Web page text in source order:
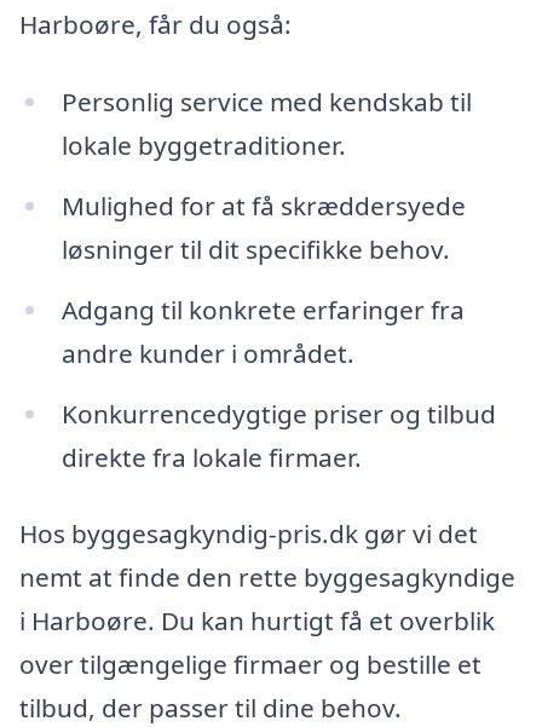
Harboøre, får du også:
Personlig service med kendskab til
lokale byggetraditioner.
Mulighed for at få skræddersyede
løsninger til dit specifikke behov.
Adgang til konkrete erfaringer fra
andre kunder i området.
Konkurrencedygtige priser og tilbud
direkte fra lokale firmaer.
Hos byggesagkyndig-pris.dk gør vi det
nemt at finde den rette byggesagkyndige
i Harboøre. Du kan hurtigt få et overblik
over tilgængelige firmaer og bestille et
tilbud, der passer til dine behov.